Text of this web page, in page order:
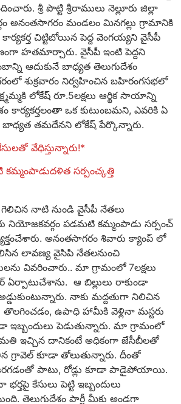
శ్రీ పొట్టి శ్రీరాములు నెల్లూరు జిల్లా
అనంత‌సాగ‌రం మండ‌లం మిన‌గ‌ల్లు గ్రామానికి
చిట్టిబోయిన పెద్ద వెంగ‌య్యని వైసీపీ
హ‌త‌మార్చారు. వైసీపీ ఇంటి పెద్దని
ఆదుకునే బాధ్యత తెలుగుదేశం
శుక్రవారం నిర్వ‌హించిన బ‌హిరంగ‌స‌భ‌లో
లోకేష్ రూ.5ల‌క్షలు ఆర్థిక సాయాన్ని
కార్యక‌ర్తలంతా ఒక కుటుంబ‌మ‌ని, ఎవ‌రికి ఏ
బాధ్యత త‌మ‌దేన‌ని లోకేష్ పేర్కొన్నారు.
వేధిస్తున్నారు!*
సర్పంచ్కత్తి
నాటి నుండి వైసీపీ నేతలు
నియోజకవర్గం పడమటి కమ్మంపాడు సర్పంచ్
అనంతసాగరం శివారు క్యాంప్ లో
లావణ్య వైసిపి నేతలనుంచి
వివరించారు.. మా గ్రామంలో 7లక్షలు
ఏర్పాటుచేశాను. ఆ బిల్లులు రాకుండా
నాకు మద్దతుగా నిలిచిన
తొలగించడం, ఉపాధి హామీకి వెళ్లినా మస్టరు
పెడుతున్నారు. మా గ్రామంలో
ఇచ్చిన దానికంటే అధికంగా జేసీబీలతో
గ్రావెల్ కూడా తోలుతున్నారు. దీంతో
పాటు, రోడ్లు కూడా పాడైపోయాయి.
భర్తపై కేసులు పెట్టి ఇబ్బందులు
తెలుగుదేశం పార్టీ మీకు అండగా